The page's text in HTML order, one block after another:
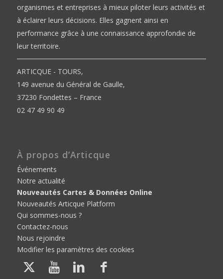
organismes et entreprises à mieux piloter leurs activités et
à éclairer leurs décisions. Elles gagnent ainsi en
performance grâce à une connaissance approfondie de
leur territoire.
ARTICQUE - TOURS,
149 avenue du Général de Gaulle,
37230 Fondettes – France
02 47 49 90 49
À propos d’Articque
Événements
Notre actualité
Nouveautés Cartes & Données Online
Nouveautés Articque Platform
Qui sommes-nous ?
Contactez-nous
Nous rejoindre
Modifier les paramètres des cookies